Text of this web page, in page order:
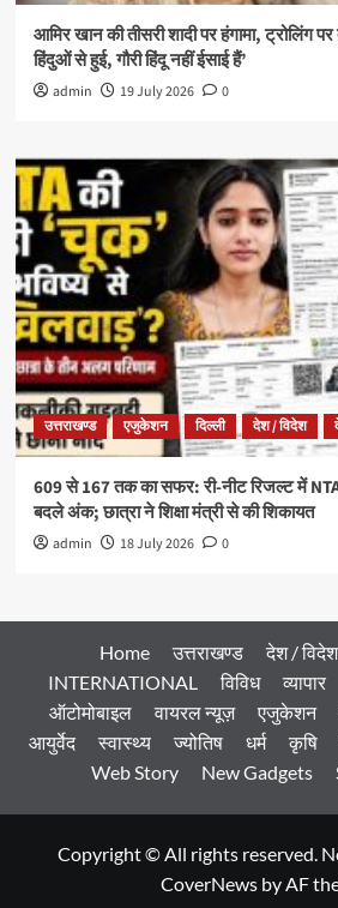
आमिर खान की तीसरी शादी पर हंगामा, ट्रोलिंग पर
हिंदुओं से हुई, गौरी हिंदू नहीं ईसाई हैं’
admin 19 July 2026 0
उत्तराखण्ड एजुकेशन दिल्ली देश / विदेश
609 से 167 तक का सफर: री-नीट रिजल्ट में NTA
बदले अंक; छात्रा ने शिक्षा मंत्री से की शिकायत
admin 18 July 2026 0
Home उत्तराखण्ड देश / विदेश
INTERNATIONAL
विविध व्यापार
ऑटोमोबाइल
वायरल न्यूज़ एजुकेशन
आयुर्वेद
स्वास्थ्य ज्योतिष धर्म कृषि
Web Story
New Gadgets
Copyright © All rights reserved.
CoverNewsby AF